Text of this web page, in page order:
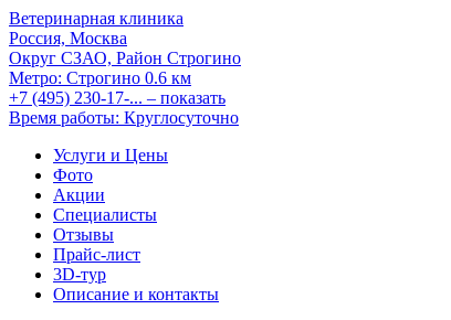
Ветеринарная клиника
Россия, Москва
Округ СЗАО, Район Строгино
Метро: Строгино 0.6 км
+7 (495) 230-17-... – показать
Время работы: Круглосуточно
Услуги и Цены
Фото
Акции
Специалисты
Отзывы
Прайс-лист
3D-тур
Описание и контакты